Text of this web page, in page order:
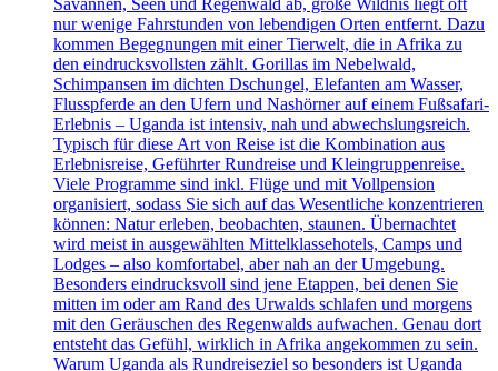
Savannen, Seen und Regenwald ab, große Wildnis liegt oft
nur wenige Fahrstunden von lebendigen Orten entfernt. Dazu
kommen Begegnungen mit einer Tierwelt, die in Afrika zu
den eindrucksvollsten zählt. Gorillas im Nebelwald,
Schimpansen im dichten Dschungel, Elefanten am Wasser,
Flusspferde an den Ufern und Nashörner auf einem Fußsafari-
Erlebnis – Uganda ist intensiv, nah und abwechslungsreich.
Typisch für diese Art von Reise ist die Kombination aus
Erlebnisreise, Geführter Rundreise und Kleingruppenreise.
Viele Programme sind inkl. Flüge und mit Vollpension
organisiert, sodass Sie sich auf das Wesentliche konzentrieren
können: Natur erleben, beobachten, staunen. Übernachtet
wird meist in ausgewählten Mittelklassehotels, Camps und
Lodges – also komfortabel, aber nah an der Umgebung.
Besonders eindrucksvoll sind jene Etappen, bei denen Sie
mitten im oder am Rand des Urwalds schlafen und morgens
mit den Geräuschen des Regenwalds aufwachen. Genau dort
entsteht das Gefühl, wirklich in Afrika angekommen zu sein.
Warum Uganda als Rundreiseziel so besonders ist Uganda